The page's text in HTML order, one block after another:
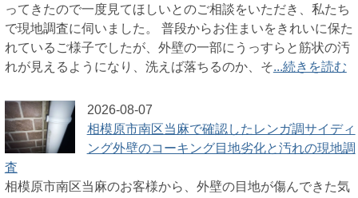
ってきたので一度見てほしいとのご相談をいただき、私たち
で現地調査に伺いました。 普段からお住まいをきれいに保た
れているご様子でしたが、外壁の一部にうっすらと筋状の汚
れが見えるようになり、洗えば落ちるのか、そ...続きを読む
2026-08-07
相模原市南区当麻で確認したレンガ調サイディ
ング外壁のコーキング目地劣化と汚れの現地調
査
相模原市南区当麻のお客様から、外壁の目地が傷んできた気